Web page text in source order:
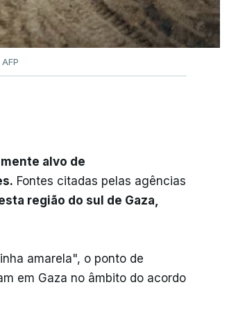
alvo de
Fontes citadas pelas agências
região do sul de Gaza,
amarela", o ponto de
em Gaza no âmbito do acordo